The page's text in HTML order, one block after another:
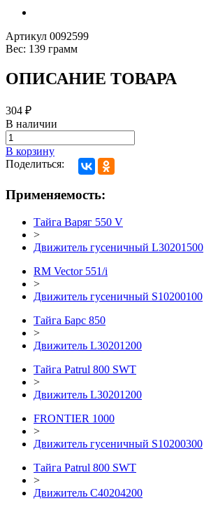
Артикул 0092599
Вес: 139 грамм
ОПИСАНИЕ ТОВАРА
304 ₽
В наличии
В корзину
Поделиться:
Применяемость:
Тайга Варяг 550 V
>
Движитель гусеничный L30201500
RM Vector 551/i
>
Движитель гусеничный S10200100
Тайга Барс 850
>
Движитель L30201200
Тайга Patrul 800 SWT
>
Движитель L30201200
FRONTIER 1000
>
Движитель гусеничный S10200300
Тайга Patrul 800 SWT
>
Движитель С40204200